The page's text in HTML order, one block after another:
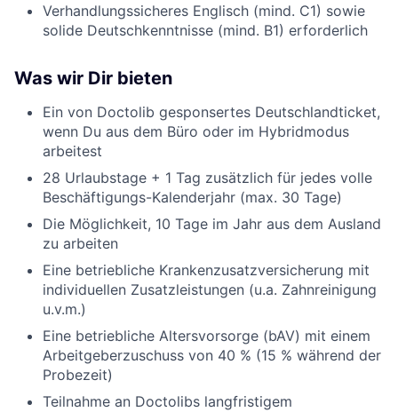
Verhandlungssicheres Englisch (mind. C1) sowie
solide Deutschkenntnisse (mind. B1) erforderlich
Was wir Dir bieten
Ein von Doctolib gesponsertes Deutschlandticket,
wenn Du aus dem Büro oder im Hybridmodus
arbeitest
28 Urlaubstage + 1 Tag zusätzlich für jedes volle
Beschäftigungs-Kalenderjahr (max. 30 Tage)
Die Möglichkeit, 10 Tage im Jahr aus dem Ausland
zu arbeiten
Eine betriebliche Krankenzusatzversicherung mit
individuellen Zusatzleistungen (u.a. Zahnreinigung
u.v.m.)
Eine betriebliche Altersvorsorge (bAV) mit einem
Arbeitgeberzuschuss von 40 % (15 % während der
Probezeit)
Teilnahme an Doctolibs langfristigem